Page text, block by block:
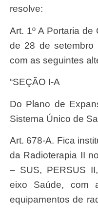
resolve:
Art. 1º A Portaria de Consolidação GM/MS nº 5
de 28 de setembro
com as seguintes
“SEÇÃO I-A
Do Plano de Expansão da Radioterapia II no
Sistema Único de
Art. 678-A. Fica instituído o Plano de Expansão
da Radioterapia II
– SUS, PERSUS
eixo Saúde, com
equipamentos de